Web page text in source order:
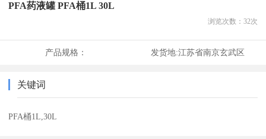
PFA药液罐 PFA桶1L 30L
浏览次数： 32次
产品规格： 发货地:江苏省南京玄武区
关键词
PFA桶1L,30L